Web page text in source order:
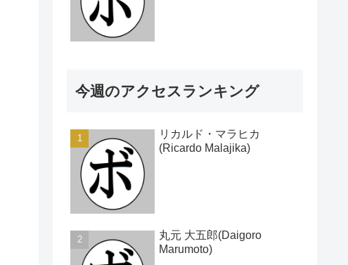
今週のアクセスランキング
リカルド・マラヒカ
(Ricardo Malajika)
丸元 大五郎(Daigoro
Marumoto)